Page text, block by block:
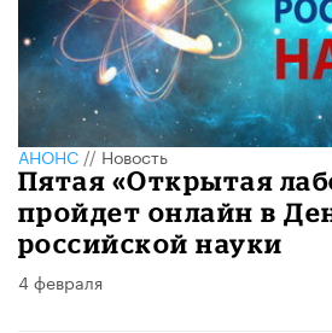
АНОНС//Новость
Пятая «Открытая
пройдет онлайн в
российской науки
4 февраля